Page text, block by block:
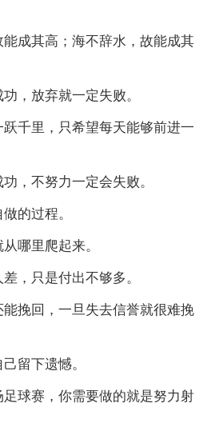
成其高；海不辞水，故能成其
，放弃就一定失败。
千里，只希望每天能够前进一
，不努力一定会失败。
的过程。
哪里爬起来。
，只是付出不够多。
挽回，一旦失去信誉就很难挽
留下遗憾。
球赛，你需要做的就是努力射